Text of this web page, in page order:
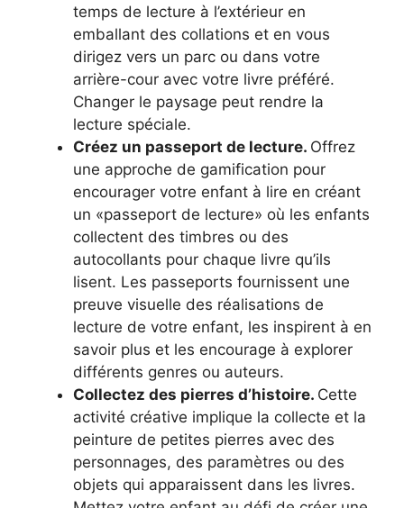
temps de lecture à l’extérieur en
emballant des collations et en vous
dirigez vers un parc ou dans votre
arrière-cour avec votre livre préféré.
Changer le paysage peut rendre la
lecture spéciale.
Créez un passeport de lecture. Offrez
une approche de gamification pour
encourager votre enfant à lire en créant
un «passeport de lecture» où les enfants
collectent des timbres ou des
autocollants pour chaque livre qu’ils
lisent. Les passeports fournissent une
preuve visuelle des réalisations de
lecture de votre enfant, les inspirent à en
savoir plus et les encourage à explorer
différents genres ou auteurs.
Collectez des pierres d’histoire. Cette
activité créative implique la collecte et la
peinture de petites pierres avec des
personnages, des paramètres ou des
objets qui apparaissent dans les livres.